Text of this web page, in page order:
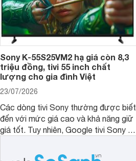
Sony K-55S25VM2 hạ giá còn 8,3
triệu đồng, tivi 55 inch chất
lượng cho gia đình Việt
23/07/2026
Các dòng tivi Sony thường được biết
đến với mức giá cao và khả năng giữ
giá tốt. Tuy nhiên, Google tivi Sony 55
hợp đáng chú ý khi có mức giá dễ